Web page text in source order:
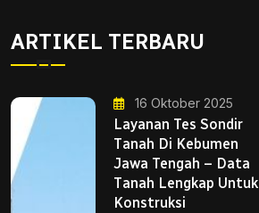
ARTIKEL TERBARU
16 Oktober 2025
Layanan Tes Sondir
Tanah Di Kebumen
Jawa Tengah – Data
Tanah Lengkap Untuk
Konstruksi